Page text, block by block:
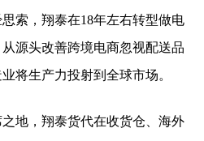
索，翔泰在18年左右转型做电
源头改善跨境电商忽视配送品
将生产力投射到全球市场。
地，翔泰货代在收货仓、海外